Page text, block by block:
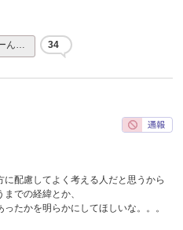
ん… 34
配慮してよく考える人だと思うから
での経緯とか、
たかを明らかにしてほしいな。。。